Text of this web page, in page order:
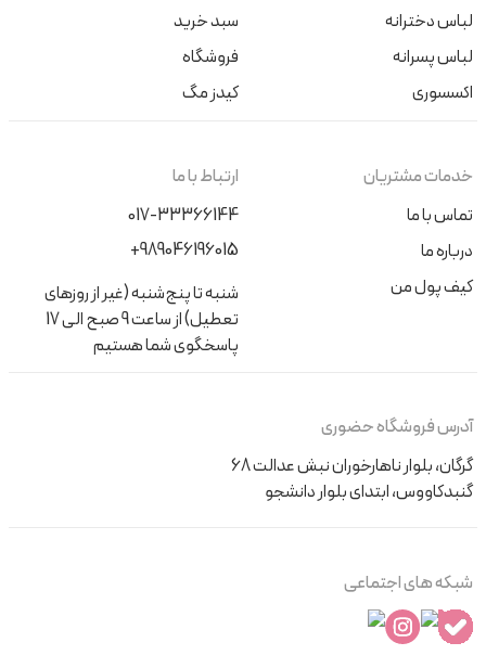
لباس دخترانه
لباس پسرانه
اکسسوری
سبد خرید
فروشگاه
کیدز مگ
خدمات مشتریان
تماس با ما
درباره ما
کیف پول من
ارتباط با ما
017-33366144
+989046196015
شنبه تا پنج‌شنبه (غیر از روزهای
تعطیل) از ساعت 9 صبح الی 17
پاسخگوی شما هستیم
آدرس فروشگاه حضوری
گرگان، بلوار ناهارخوران نبش عدالت 68
گنبدکاووس، ابتدای بلوار دانشجو
شبکه های اجتماعی